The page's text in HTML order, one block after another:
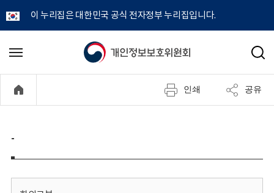
이 누리집은 대한민국 공식 전자정부 누리집입니다.
개
정
보
메
기
검
인쇄 공유
-